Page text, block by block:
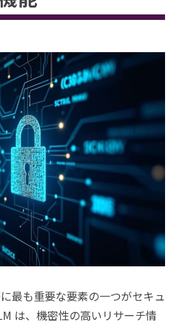
最も重要な要素の一つがセキュ
は、機密性の高いリサーチ情